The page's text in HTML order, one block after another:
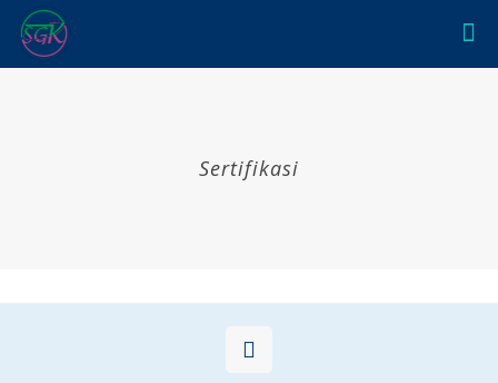
Sertifikasi